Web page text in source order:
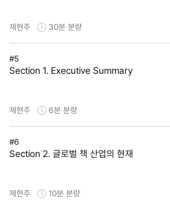
제현주 30분 분량
#5
Section 1. Executive Summary
제현주 6분 분량
#6
Section 2. 글로벌 책 산업의 현재
제현주 10분 분량